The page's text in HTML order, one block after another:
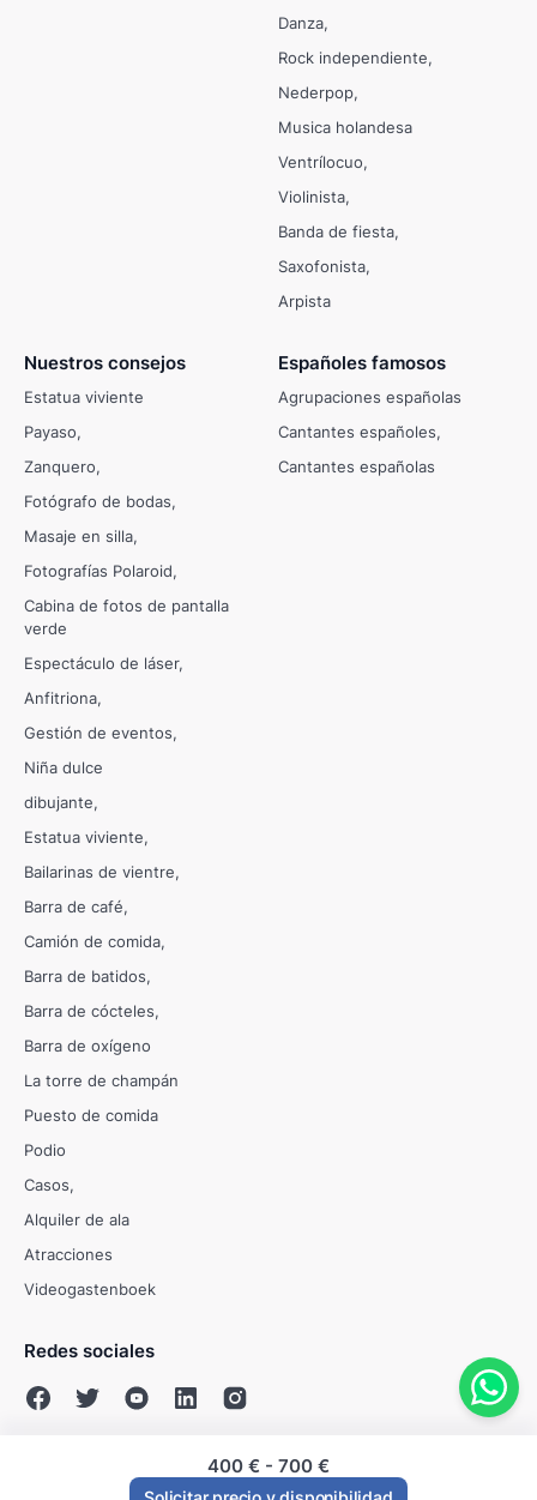
400 € - 700 €
Danza
Rock independiente
Nederpop
Musica holandesa
Ventrílocuo
Violinista
Banda de fiesta
Saxofonista
Arpista
Nuestros consejos
Estatua viviente
Payaso
Zanquero
Fotógrafo de bodas
Masaje en silla
Fotografías Polaroid
Cabina de fotos de pantalla
verde
Espectáculo de láser
Anfitriona
Gestión de eventos
Niña dulce
dibujante
Estatua viviente
Bailarinas de vientre
Barra de café
Camión de comida
Barra de batidos
Barra de cócteles
Barra de oxígeno
La torre de champán
Puesto de comida
Podio
Casos
Alquiler de ala
Atracciones
Videogastenboek
Españoles famosos
Agrupaciones españolas
Cantantes españoles
Cantantes españolas
Redes sociales
© Evenses 2009 - 2026